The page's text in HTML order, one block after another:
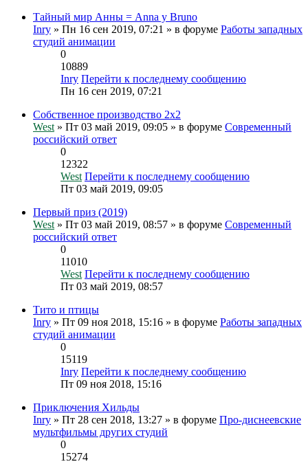
Тайный мир Анны = Anna y Bruno
Inry » Пн 16 сен 2019, 07:21 » в форуме Работы западных
студий анимации
0
10889
Inry Перейти к последнему сообщению
Пн 16 сен 2019, 07:21
Собственное производство 2х2
West » Пт 03 май 2019, 09:05 » в форуме Современный
российский ответ
0
12322
West Перейти к последнему сообщению
Пт 03 май 2019, 09:05
Первый приз (2019)
West » Пт 03 май 2019, 08:57 » в форуме Современный
российский ответ
0
11010
West Перейти к последнему сообщению
Пт 03 май 2019, 08:57
Тито и птицы
Inry » Пт 09 ноя 2018, 15:16 » в форуме Работы западных
студий анимации
0
15119
Inry Перейти к последнему сообщению
Пт 09 ноя 2018, 15:16
Приключения Хильды
Inry » Пт 28 сен 2018, 13:27 » в форуме Про-диснеевские
мультфильмы других студий
0
15274